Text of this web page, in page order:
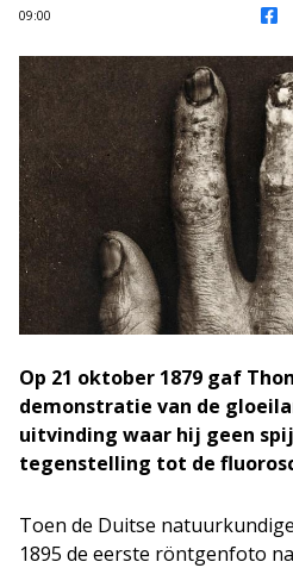
09:00
Op 21 oktober 1879 gaf
demonstratie van de
uitvinding waar hij geen
tegenstelling tot de
Toen de Duitse
1895 de eerste röntgenfoto